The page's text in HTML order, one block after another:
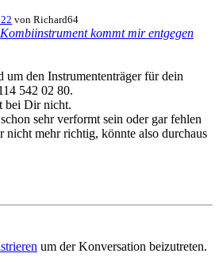
vonRichard64
Kombiinstrument kommt mir entgegen
um den Instrumententräger für dein
542 02 80.
bei Dir nicht.
sehr verformt sein oder gar fehlen
nicht mehr richtig, könnte also durchaus
um der Konversation beizutreten.